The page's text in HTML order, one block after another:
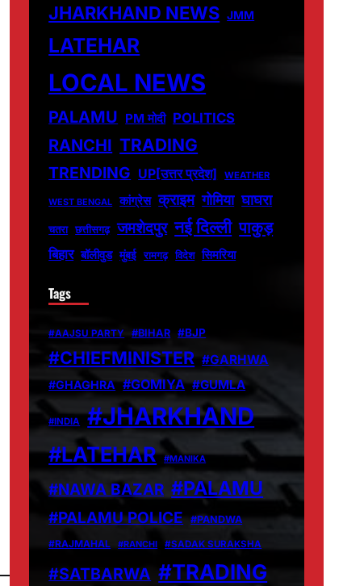
JHARKHAND NEWS JMM
LATEHAR
LOCAL NEWS
PALAMU PM मोदी POLITICS
RANCHI TRADING
TRENDING UP[उत्तर प्रदेश] WEATHER
WEST BENGAL कांग्रेस क्राइम गोमिया घाघरा
चतरा छत्तीसगढ़ जमशेदपुर नई दिल्ली पाकुड़
बिहार बॉलीवुड मुंबई रामगढ़ विदेश सिमरिया
Tags
#AAJSU PARTY #BIHAR #BJP
#CHIEFMINISTER #GARHWA
#GHAGHRA #GOMIYA #GUMLA
#INDIA #JHARKHAND
#LATEHAR #MANIKA
#NAWA BAZAR #PALAMU
#PALAMU POLICE
#PANDWA
#RAJMAHAL
#RANCHI #SADAK SURAKSHA
#SATBARWA #TRADING